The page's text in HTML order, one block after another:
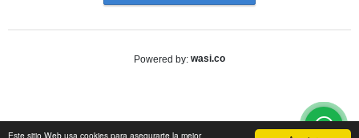
Este sitio Web usa cookies para asegurarte la mejor
Powered by: wasi.co